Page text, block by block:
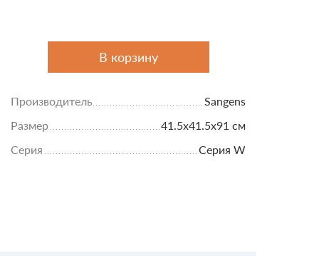
В корзину
Производитель
Sangens
Размер
41.5х41.5х91 см
Серия
Серия W